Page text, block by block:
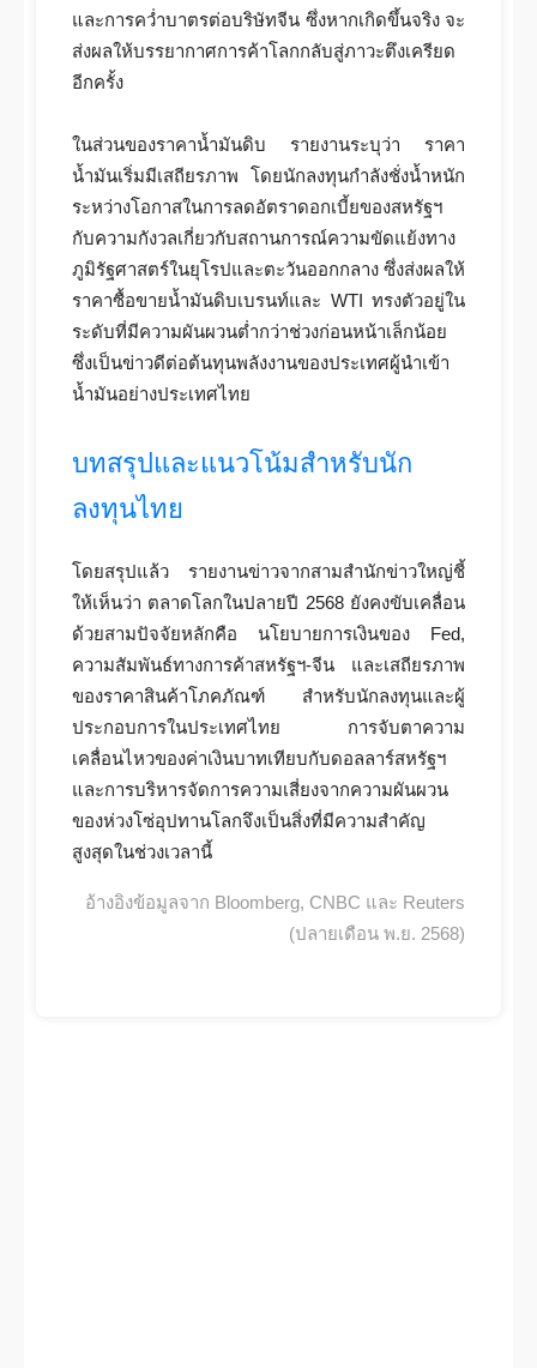
และการคว่ำบาตรต่อบริษัทจีน ซึ่งหากเกิดขึ้นจริง จะ
ส่งผลให้บรรยากาศการค้าโลกกลับสู่ภาวะตึงเครียด
อีกครั้ง
ในส่วนของราคาน้ำมันดิบ รายงานระบุว่า ราคา
น้ำมันเริ่มมีเสถียรภาพ โดยนักลงทุนกำลังชั่งน้ำหนัก
ระหว่างโอกาสในการลดอัตราดอกเบี้ยของสหรัฐฯ
กับความกังวลเกี่ยวกับสถานการณ์ความขัดแย้งทาง
ภูมิรัฐศาสตร์ในยุโรปและตะวันออกกลาง ซึ่งส่งผลให้
ราคาซื้อขายน้ำมันดิบเบรนท์และ WTI ทรงตัวอยู่ใน
ระดับที่มีความผันผวนต่ำกว่าช่วงก่อนหน้าเล็กน้อย
ซึ่งเป็นข่าวดีต่อต้นทุนพลังงานของประเทศผู้นำเข้า
น้ำมันอย่างประเทศไทย
บทสรุปและแนวโน้มสำหรับนัก
ลงทุนไทย
โดยสรุปแล้ว รายงานข่าวจากสามสำนักข่าวใหญ่ชี้
ให้เห็นว่า ตลาดโลกในปลายปี 2568 ยังคงขับเคลื่อน
ด้วยสามปัจจัยหลักคือ นโยบายการเงินของ Fed,
ความสัมพันธ์ทางการค้าสหรัฐฯ-จีน และเสถียรภาพ
ของราคาสินค้าโภคภัณฑ์ สำหรับนักลงทุนและผู้
ประกอบการในประเทศไทย การจับตาความ
เคลื่อนไหวของค่าเงินบาทเทียบกับดอลลาร์สหรัฐฯ
และการบริหารจัดการความเสี่ยงจากความผันผวน
ของห่วงโซ่อุปทานโลกจึงเป็นสิ่งที่มีความสำคัญ
สูงสุดในช่วงเวลานี้
อ้างอิงข้อมูลจาก Bloomberg, CNBC และ Reuters
(ปลายเดือน พ.ย. 2568)